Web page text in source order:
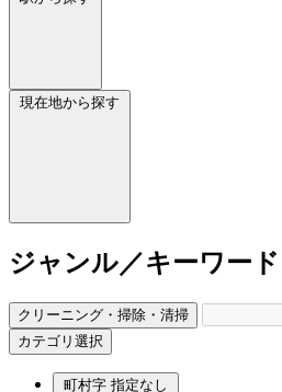
現在地から探す
ジャンル／キーワード
クリーニング・掃除・清掃
カテゴリ選択
町村字 指定なし